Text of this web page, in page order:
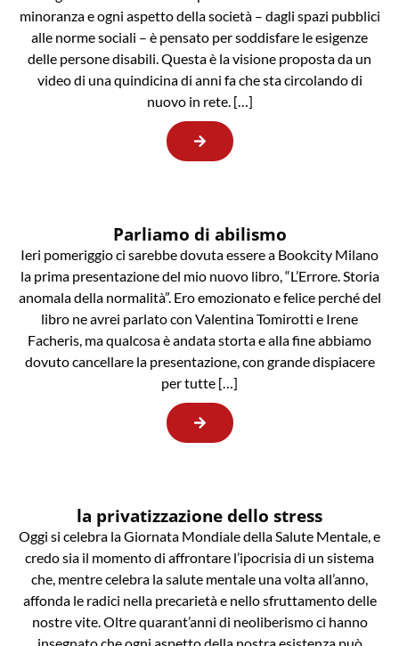
minoranza e ogni aspetto della società – dagli spazi pubblici
alle norme sociali – è pensato per soddisfare le esigenze
delle persone disabili. Questa è la visione proposta da un
video di una quindicina di anni fa che sta circolando di
nuovo in rete. […]
Parliamo di abilismo
Ieri pomeriggio ci sarebbe dovuta essere a Bookcity Milano
la prima presentazione del mio nuovo libro, “L’Errore. Storia
anomala della normalità”. Ero emozionato e felice perché del
libro ne avrei parlato con Valentina Tomirotti e Irene
Facheris, ma qualcosa è andata storta e alla fine abbiamo
dovuto cancellare la presentazione, con grande dispiacere
per tutte […]
la privatizzazione dello stress
Oggi si celebra la Giornata Mondiale della Salute Mentale, e
credo sia il momento di affrontare l’ipocrisia di un sistema
che, mentre celebra la salute mentale una volta all’anno,
affonda le radici nella precarietà e nello sfruttamento delle
nostre vite. Oltre quarant’anni di neoliberismo ci hanno